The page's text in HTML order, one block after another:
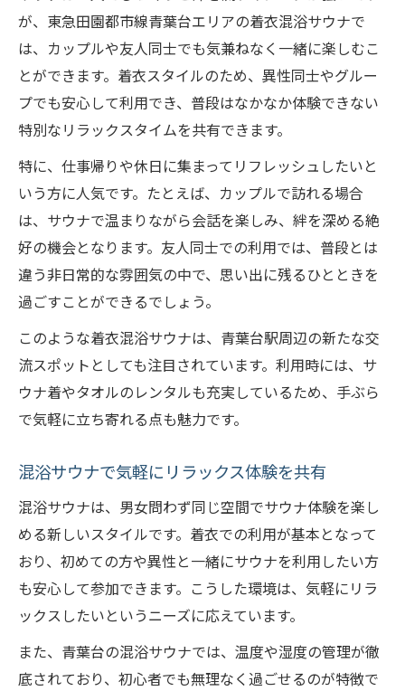
が、東急田園都市線青葉台エリアの着衣混浴サウナで
は、カップルや友人同士でも気兼ねなく一緒に楽しむこ
とができます。着衣スタイルのため、異性同士やグルー
プでも安心して利用でき、普段はなかなか体験できない
特別なリラックスタイムを共有できます。
特に、仕事帰りや休日に集まってリフレッシュしたいと
いう方に人気です。たとえば、カップルで訪れる場合
は、サウナで温まりながら会話を楽しみ、絆を深める絶
好の機会となります。友人同士での利用では、普段とは
違う非日常的な雰囲気の中で、思い出に残るひとときを
過ごすことができるでしょう。
このような着衣混浴サウナは、青葉台駅周辺の新たな交
流スポットとしても注目されています。利用時には、サ
ウナ着やタオルのレンタルも充実しているため、手ぶら
で気軽に立ち寄れる点も魅力です。
混浴サウナで気軽にリラックス体験を共有
混浴サウナは、男女問わず同じ空間でサウナ体験を楽し
める新しいスタイルです。着衣での利用が基本となって
おり、初めての方や異性と一緒にサウナを利用したい方
も安心して参加できます。こうした環境は、気軽にリラ
ックスしたいというニーズに応えています。
また、青葉台の混浴サウナでは、温度や湿度の管理が徹
底されており、初心者でも無理なく過ごせるのが特徴で